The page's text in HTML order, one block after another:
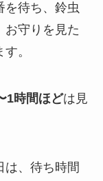
を待ち、鈴虫
お守りを見た
。
1時間ほどは見
は、待ち時間